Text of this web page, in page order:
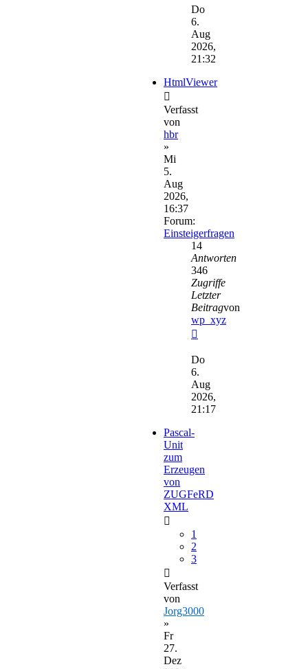
Beitrag
Do
6.
Aug
2026,
21:32
HtmlViewer
Verfasst
von
hbr
»
Mi
5.
Aug
2026,
16:37
Forum:
Einsteigerfragen
14
Antworten
346
Zugriffe
Letzter
Beitragvon
wp_xyz
Beitrag
Do
6.
Aug
2026,
21:17
Pascal-
Unit
zum
Erzeugen
von
ZUGFeRD
XML
1
2
3
Verfasst
von
Jorg3000
»
Fr
27.
Dez